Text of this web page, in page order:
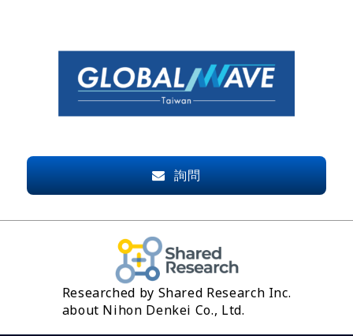
詢問
Researched by Shared Research Inc.
about Nihon Denkei Co., Ltd.